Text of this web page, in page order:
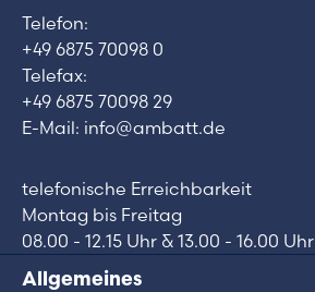
Telefon:
+49 6875 70098 0
Telefax:
+49 6875 70098 29
E-Mail: info@ambatt.de
telefonische Erreichbarkeit
Montag bis Freitag
08.00 - 12.15 Uhr & 13.00 - 16.00 Uhr
Allgemeines